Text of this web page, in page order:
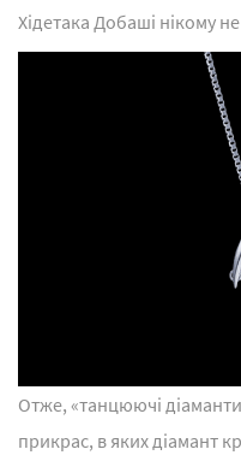
Хідетака Добаші нікому
Отже, «танцюючі
прикрас, в яких діамант